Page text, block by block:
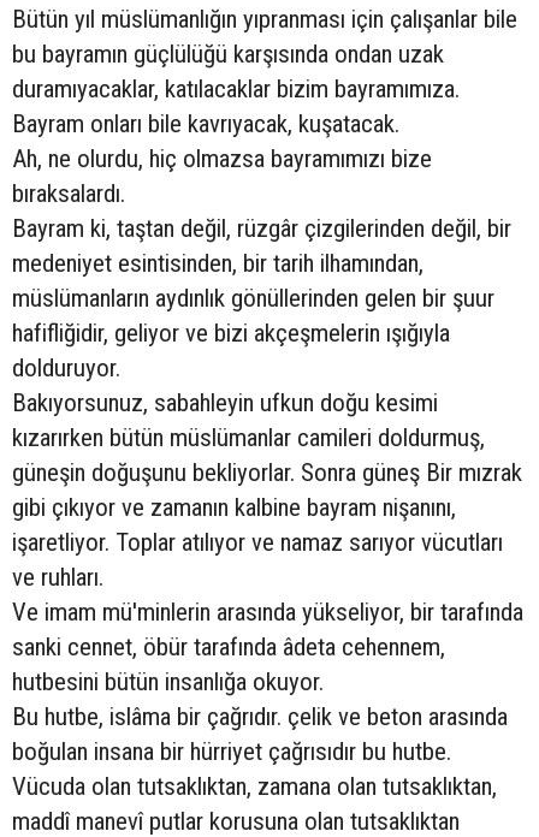
Bütün yıl müslümanlığın yıpranması için çalışanlar bile
bu bayramın güçlülüğü karşısında ondan uzak
duramıyacaklar, katılacaklar bizim bayramımıza.
Bayram onları bile kavrıyacak, kuşatacak.
Ah, ne olurdu, hiç olmazsa bayramımızı bize
bıraksalardı.
Bayram ki, taştan değil, rüzgâr çizgilerinden değil, bir
medeniyet esintisinden, bir tarih ilhamından,
müslümanların aydınlık gönüllerinden gelen bir şuur
hafifliğidir, geliyor ve bizi akçeşmelerin ışığıyla
dolduruyor.
Bakıyorsunuz, sabahleyin ufkun doğu kesimi
kızarırken bütün müslümanlar camileri doldurmuş,
güneşin doğuşunu bekliyorlar. Sonra güneş Bir mızrak
gibi çıkıyor ve zamanın kalbine bayram nişanını,
işaretliyor. Toplar atılıyor ve namaz sarıyor vücutları
ve ruhları.
Ve imam mü'minlerin arasında yükseliyor, bir tarafında
sanki cennet, öbür tarafında âdeta cehennem,
hutbesini bütün insanlığa okuyor.
Bu hutbe, islâma bir çağrıdır. çelik ve beton arasında
boğulan insana bir hürriyet çağrısıdır bu hutbe.
Vücuda olan tutsaklıktan, zamana olan tutsaklıktan,
maddî manevî putlar korusuna olan tutsaklıktan